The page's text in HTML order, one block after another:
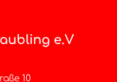
e.V
10